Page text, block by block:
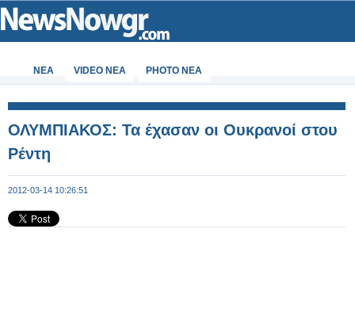
ΝΕΑ VIDEO NEA PHOTO NEA
ΟΛΥΜΠΙΑΚΟΣ: Τα έχασαν οι Ουκρανοί στου
Ρέντη
2012-03-14 10:26:51